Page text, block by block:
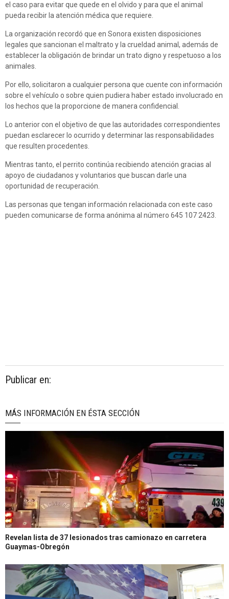
el caso para evitar que quede en el olvido y para que el animal
pueda recibir la atención médica que requiere.
La organización recordó que en Sonora existen disposiciones
legales que sancionan el maltrato y la crueldad animal, además de
establecer la obligación de brindar un trato digno y respetuoso a los
animales.
Por ello, solicitaron a cualquier persona que cuente con información
sobre el vehículo o sobre quien pudiera haber estado involucrado en
los hechos que la proporcione de manera confidencial.
Lo anterior con el objetivo de que las autoridades correspondientes
puedan esclarecer lo ocurrido y determinar las responsabilidades
que resulten procedentes.
Mientras tanto, el perrito continúa recibiendo atención gracias al
apoyo de ciudadanos y voluntarios que buscan darle una
oportunidad de recuperación.
Las personas que tengan información relacionada con este caso
pueden comunicarse de forma anónima al número 645 107 2423.
Publicar en:
MÁS INFORMACIÓN EN ÉSTA SECCIÓN
Revelan lista de 37 lesionados tras camionazo en carretera
Guaymas-Obregón